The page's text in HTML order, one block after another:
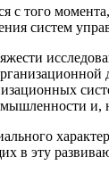
с того
систем
и,
в эту